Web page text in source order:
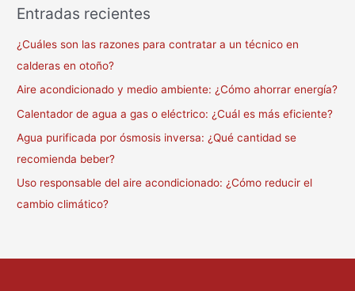
Entradas recientes
¿Cuáles son las razones para contratar a un técnico en
calderas en otoño?
Aire acondicionado y medio ambiente: ¿Cómo ahorrar energía?
Calentador de agua a gas o eléctrico: ¿Cuál es más eficiente?
Agua purificada por ósmosis inversa: ¿Qué cantidad se
recomienda beber?
Uso responsable del aire acondicionado: ¿Cómo reducir el
cambio climático?